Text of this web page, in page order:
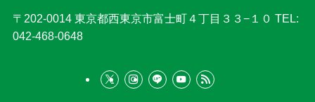
〒202-0014 東京都西東京市富士町４丁目３３−１０ TEL:
042-468-0648